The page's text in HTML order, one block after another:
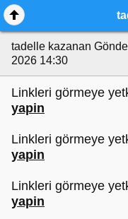
tadelle kazanan
2026 14:30
Linkleri görmeye
yapin
Linkleri görmeye
yapin
Linkleri görmeye
yapin